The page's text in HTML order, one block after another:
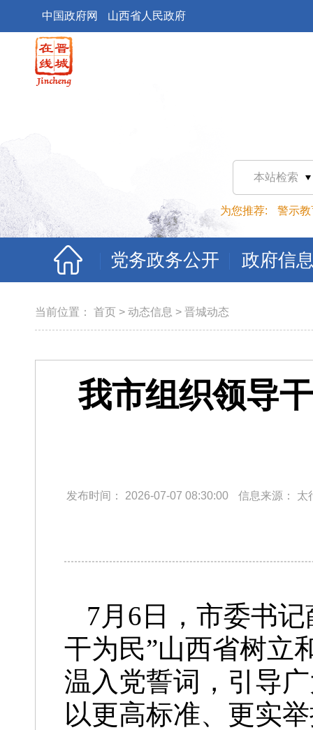
中国政府网 山西省人民政府
本站检索
为您推荐: 警示教
党务政务公开 政府信
当前位置： 首页 > 动态信息 > 晋城动态
我市组织领导
发布时间： 2026-07-07 08:30:00 信息来源： 太
7月6日，市委书
干为民”山西省树立
温入党誓词，引导
以更高标准、更实